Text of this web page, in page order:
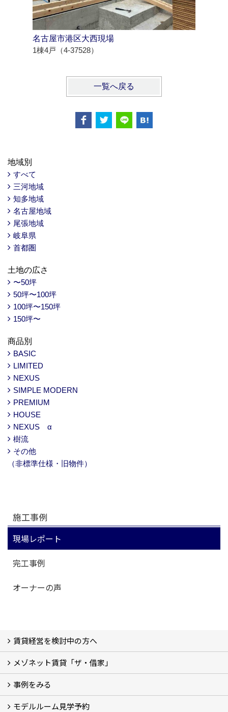
名古屋市港区大西現場
1棟4戸（4-37528）
一覧へ戻る
地域別
すべて
三河地域
知多地域
名古屋地域
尾張地域
岐阜県
首都圏
土地の広さ
〜50坪
50坪〜100坪
100坪〜150坪
150坪〜
商品別
BASIC
LIMITED
NEXUS
SIMPLE MODERN
PREMIUM
HOUSE
NEXUS α
樹流
その他
（非標準仕様・旧物件）
施工事例
現場レポート
完工事例
オーナーの声
賃貸経営を検討中の方へ
私たちの考え方
賃貸経営の成功学
様々な無料サービス
相続税とは
よくあるご質問
メゾネット賃貸「ザ・借家」
ザ・借家について詳しく知る (2)
事例をみる
建設中の現場レポート
完成した建物を見てみる
オーナーの声
モデルルーム見学予約